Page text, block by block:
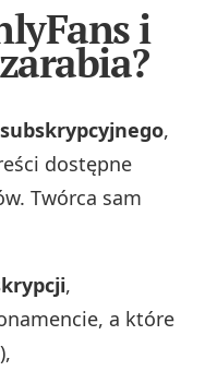
i
subskrypcyjnego,
dostępne
Twórca sam
,
a które